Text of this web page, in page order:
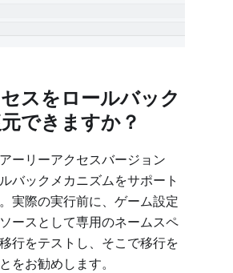
スをロールバック
できますか？
ーリーアクセスバージョン
バックメカニズムをサポート
実際の実行前に、ゲーム設定
ースとして専用のネームスペ
行をテストし、そこで移行を
をお勧めします。